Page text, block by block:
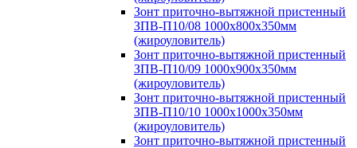
Зонт приточно-вытяжной пристенный
ЗПВ-П10/08 1000х800х350мм
(жироуловитель)
Зонт приточно-вытяжной пристенный
ЗПВ-П10/09 1000х900х350мм
(жироуловитель)
Зонт приточно-вытяжной пристенный
ЗПВ-П10/10 1000х1000х350мм
(жироуловитель)
Зонт приточно-вытяжной пристенный